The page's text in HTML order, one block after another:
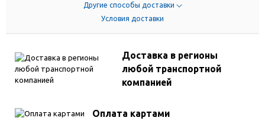
Другие способы доставки
Условия доставки
Доставка в регионы
любой транспортной
компанией
Оплата картами